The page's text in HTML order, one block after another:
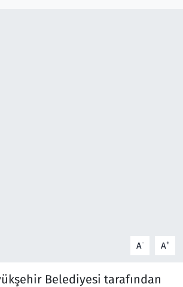
A- A+
Belediyesi tarafından
Bilim